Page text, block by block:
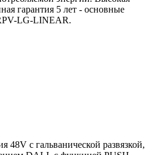
гарантия 5 лет - основные
LG-LINEAR.
с гальванической развязкой,